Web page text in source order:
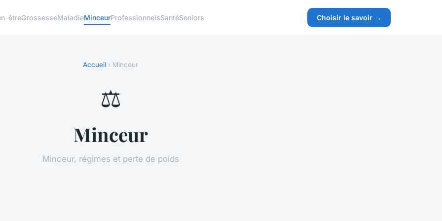
êtreGrossesseMaladieMinceurProfessionnelsSantéSeniors Choisir le savoir →
Accueil › Minceur
⚖️
Minceur
Minceur, régimes et perte de poids